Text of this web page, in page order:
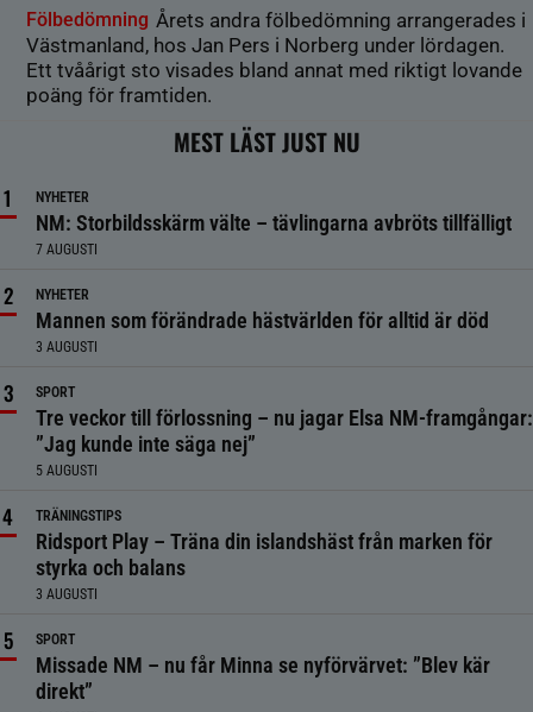
Fölbedömning Årets andra fölbedömning arrangerades i
Västmanland, hos Jan Pers i Norberg under lördagen.
Ett tvåårigt sto visades bland annat med riktigt lovande
poäng för framtiden.
MEST LÄST JUST NU
NYHETER
NM: Storbildsskärm välte – tävlingarna avbröts tillfälligt
7 AUGUSTI
NYHETER
Mannen som förändrade hästvärlden för alltid är död
3 AUGUSTI
SPORT
Tre veckor till förlossning – nu jagar Elsa NM-framgångar:
”Jag kunde inte säga nej”
5 AUGUSTI
TRÄNINGSTIPS
Ridsport Play – Träna din islandshäst från marken för
styrka och balans
3 AUGUSTI
SPORT
Missade NM – nu får Minna se nyförvärvet: ”Blev kär
direkt”